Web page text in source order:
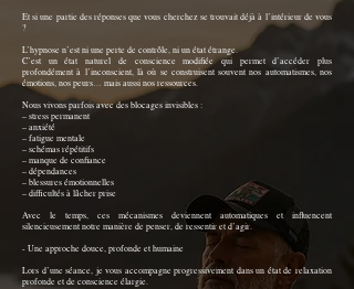
Et si une partie des réponses que vous cherchez se trouvait déjà à l’intérieur de vous
?
L’hypnose n’est ni une perte de contrôle, ni un état étrange.
C’est un état naturel de conscience modifiée qui permet d’accéder plus
profondément à l’inconscient, là où se construisent souvent nos automatismes, nos
émotions, nos peurs… mais aussi nos ressources.
Nous vivons parfois avec des blocages invisibles :
– stress permanent
– anxiété
– fatigue mentale
– schémas répétitifs
– manque de confiance
– dépendances
– blessures émotionnelles
– difficultés à lâcher prise
Avec le temps, ces mécanismes deviennent automatiques et influencent
silencieusement notre manière de penser, de ressentir et d’agir.
- Une approche douce, profonde et humaine
Lors d’une séance, je vous accompagne progressivement dans un état de relaxation
profonde et de conscience élargie.